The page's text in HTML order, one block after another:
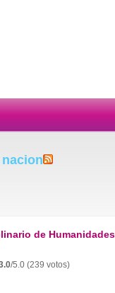
de
/5.0 (239 votos)